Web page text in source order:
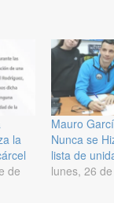
la
de
Mauro
Nunca se
lista de
lunes, 26